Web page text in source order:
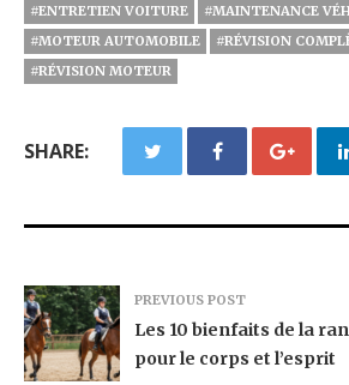
#ENTRETIEN VOITURE
#MAINTENANCE
#MOTEUR AUTOMOBILE
#RÉVISION
#RÉVISION MOTEUR
SHARE:
PREVIOUS POST
Les 10 bienfaits de la
pour le corps et l’esprit